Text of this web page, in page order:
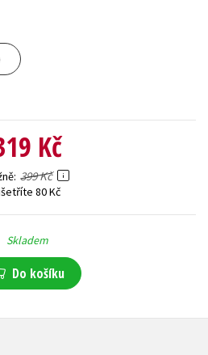
Kč
399 Kč
80 Kč
Skladem
Do košíku